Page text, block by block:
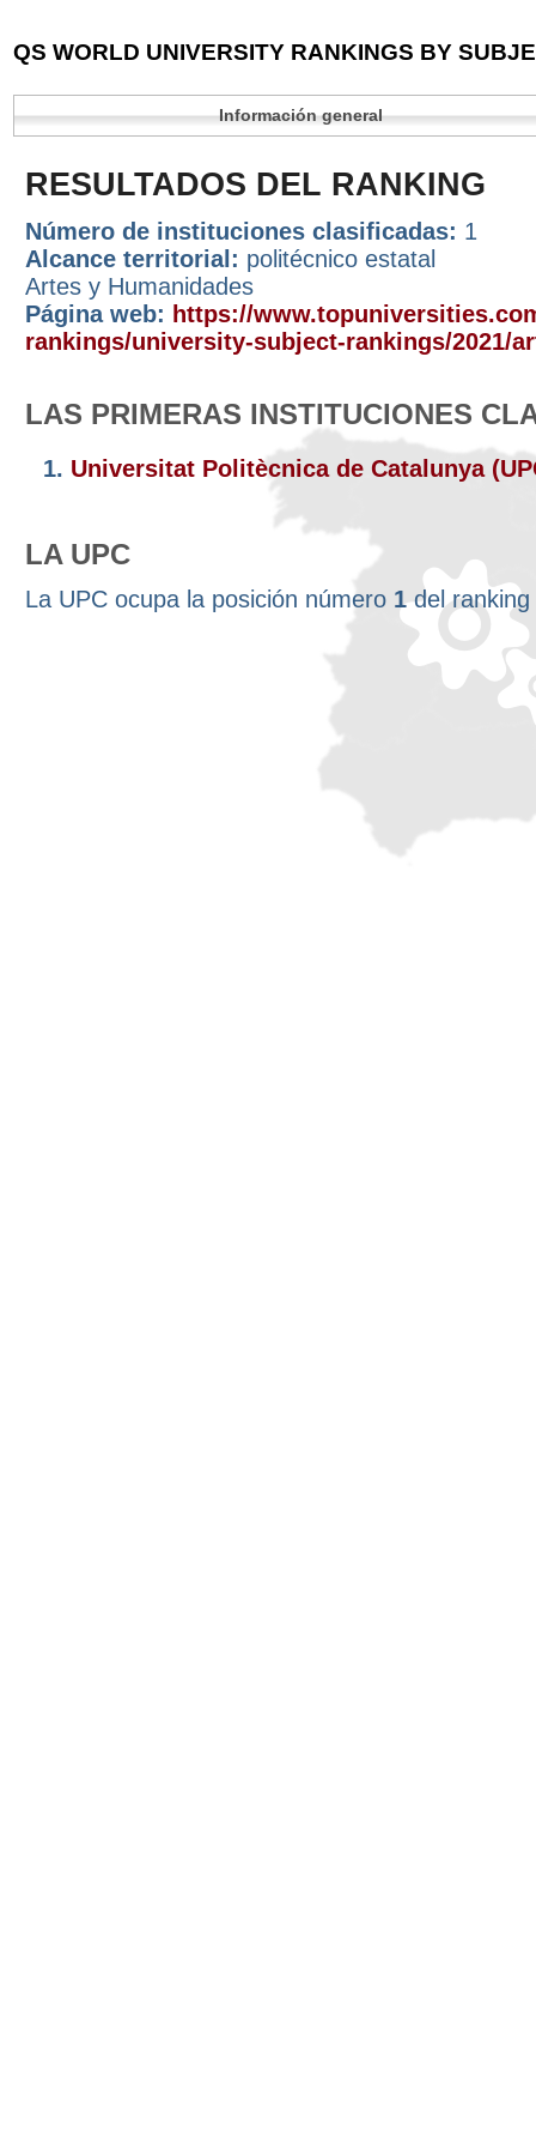
QS WORLD UNIVERSITY RANKINGS BY
Información general
RESULTADOS DEL RANKING
Número de instituciones clasificadas: 1
Alcance territorial: politécnico estatal
Artes y Humanidades
Página web: https://
rankings/university-subject-rankings/2021/
LAS PRIMERAS INSTITUCIONES
1. Universitat Politècnica de Catalunya
LA UPC
La UPC ocupa la posición número 1del ranking